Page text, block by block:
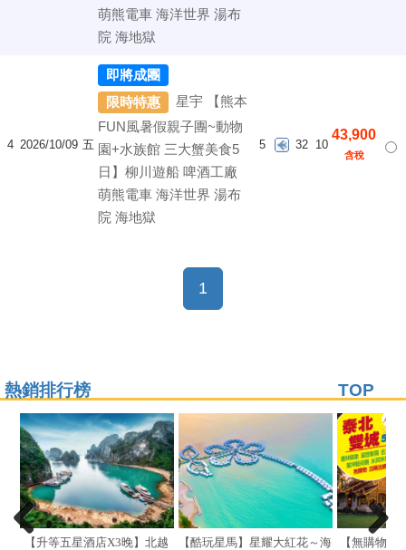
萌熊電車 海洋世界 湯布
院 海地獄
4 2026/10/09 五
即將成團
限時特惠
星宇 【熊本
FUN風暑假親子團~動物
園+水族館 三大蟹美食5
日】柳川遊船 啤酒工廠
萌熊電車 海洋世界 湯布
院 海地獄
5 32 10
43,900
含稅
1
熱銷排行榜 TOP
【升等五星酒店X3晚】北越 【酷玩星馬】星耀大紅花～海 【無購物